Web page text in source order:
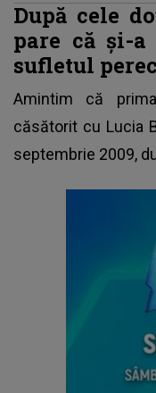
După cele
pare că și-
sufletul
Amintim că
căsătorit cu Lucia
septembrie 2009,